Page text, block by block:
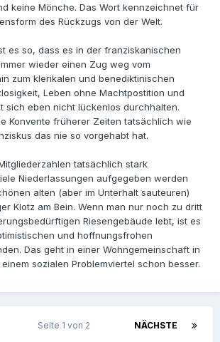
keine Mönche. Das Wort kennzeichnet für
des Rückzugs von der Welt.
es so, dass es in der franziskanischen
wieder einen Zug weg vom
zum klerikalen und benediktinischen
Leben ohne Machtpostition und
sich eben nicht lückenlos durchhalten.
Konvente früherer Zeiten tatsächlich wie
das nie so vorgehabt hat.
tatsächlich stark
Niederlassungen aufgegeben werden
alten (aber im Unterhalt sauteuren)
Klotz am Bein. Wenn man nur noch zu dritt
Riesengebäude lebt, ist es
und hoffnungsfrohen
Das geht in einer Wohngemeinschaft in
sozialen Problemviertel schon besser.
NÄCHSTE
Seite 1 von 2